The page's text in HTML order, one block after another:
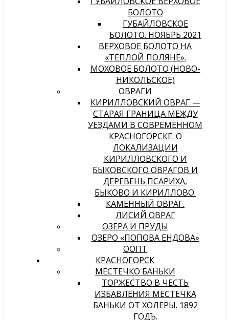
БОЛОТО
ГУБАЙЛОВСКОЕ
БОЛОТО. НОЯБРЬ 2021
ВЕРХОВОЕ БОЛОТО НА
«ТЁПЛОЙ ПОЛЯНЕ».
МОХОВОЕ БОЛОТО (НОВО-
НИКОЛЬСКОЕ)
ОВРАГИ
КИРИЛЛОВСКИЙ ОВРАГ —
СТАРАЯ ГРАНИЦА МЕЖДУ
УЕЗДАМИ В СОВРЕМЕННОМ
КРАСНОГОРСКЕ. О
ЛОКАЛИЗАЦИИ
КИРИЛЛОВСКОГО И
БЫКОВСКОГО ОВРАГОВ И
ДЕРЕВЕНЬ ПСАРИХА,
БЫКОВО И КИРИЛЛОВО.
КАМЕННЫЙ ОВРАГ.
ЛИСИЙ ОВРАГ
ОЗЁРА И ПРУДЫ
ОЗЕРО «ПОПОВА ЕНДОВА»
ООПТ
КРАСНОГОРСК
МЕСТЕЧКО БАНЬКИ
ТОРЖЕСТВО В ЧЕСТЬ
ИЗБАВЛЕНИЯ МЕСТЕЧКА
БАНЬКИ ОТ ХОЛЕРЫ. 1892
ГОДЪ.